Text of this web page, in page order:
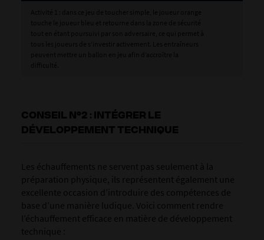
CONSEIL N°2 : INTÉGRER LE
DÉVELOPPEMENT TECHNIQUE
Les échauffements ne servent pas seulement à la
préparation physique, ils représentent également une
excellente occasion d’introduire des compétences de
base d’une manière ludique. Voici comment rendre
l’échauffement efficace en matière de développement
technique :